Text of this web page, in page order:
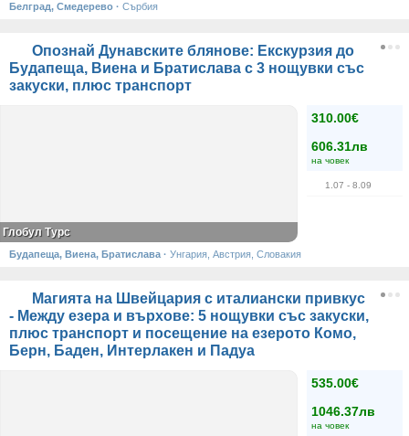
Белград, Смедерево · Сърбия
Опознай Дунавските блянове: Екскурзия до
Будапеща, Виена и Братислава с 3 нощувки със
закуски, плюс транспорт
310.00€
606.31лв
на човек
1.07 - 8.09
Глобул Турс
Будапеща, Виена, Братислава · Унгария, Австрия, Словакия
Магията на Швейцария с италиански привкус
- Между езера и върхове: 5 нощувки със закуски,
плюс транспорт и посещение на езерото Комо,
Берн, Баден, Интерлакен и Падуа
535.00€
1046.37лв
на човек